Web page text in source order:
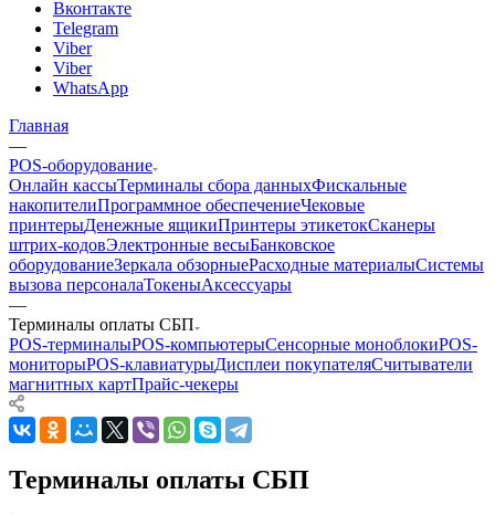
Вконтакте
Telegram
Viber
Viber
WhatsApp
Главная
—
POS-оборудование
Онлайн кассыТерминалы сбора данныхФискальные
накопителиПрограммное обеспечениеЧековые
принтерыДенежные ящикиПринтеры этикетокСканеры
штрих-кодовЭлектронные весыБанковское
оборудованиеЗеркала обзорныеРасходные материалыСистемы
вызова персоналаТокеныАксессуары
—
Терминалы оплаты СБП
POS-терминалыPOS-компьютерыСенсорные моноблокиPOS-
мониторыPOS-клавиатурыДисплеи покупателяСчитыватели
магнитных картПрайс-чекеры
Терминалы оплаты СБП